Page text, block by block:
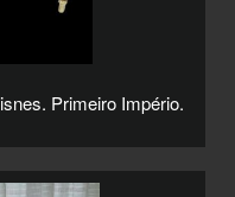
Primeiro Império.